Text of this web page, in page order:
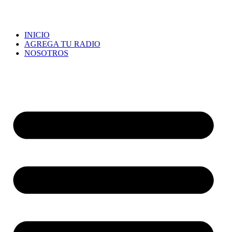
INICIO
AGREGA TU RADIO
NOSOTROS